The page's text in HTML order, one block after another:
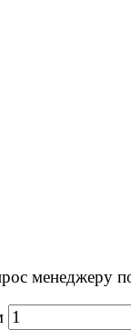
менеджеру